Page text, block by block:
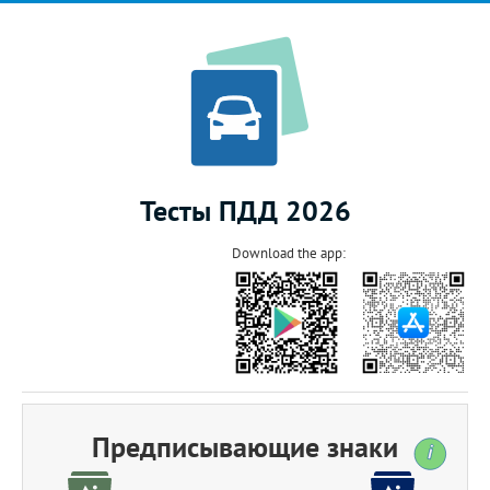
Тесты ПДД 2026
Download the app:
Предписывающие знаки